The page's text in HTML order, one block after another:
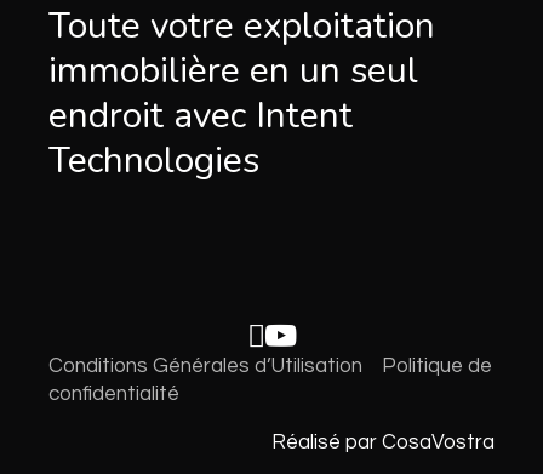
Toute votre exploitation
immobilière en un seul
endroit avec Intent
Technologies
Conditions Générales d’Utilisation
Politique de
confidentialité
Réalisé par CosaVostra